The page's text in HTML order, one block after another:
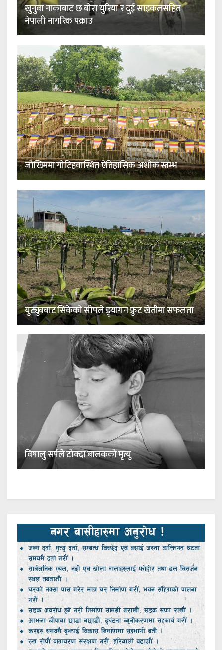
खुनुवा नाकाबाट छ बोरा युरिया र दुई साइकलसहित
नेपाली नागरिक पक्राउ
जोखिममा गोटिहवास्थित ऐतिहासिक अशोक स्तम्भ
युट्युबबाट सिकेको सीपले ड्र्यागन फ्रुट खेतीमा सफलता
विषालु सर्पले टोक्दा बालकको मृत्यु